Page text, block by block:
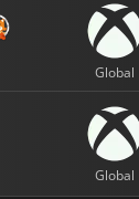
Global
Global